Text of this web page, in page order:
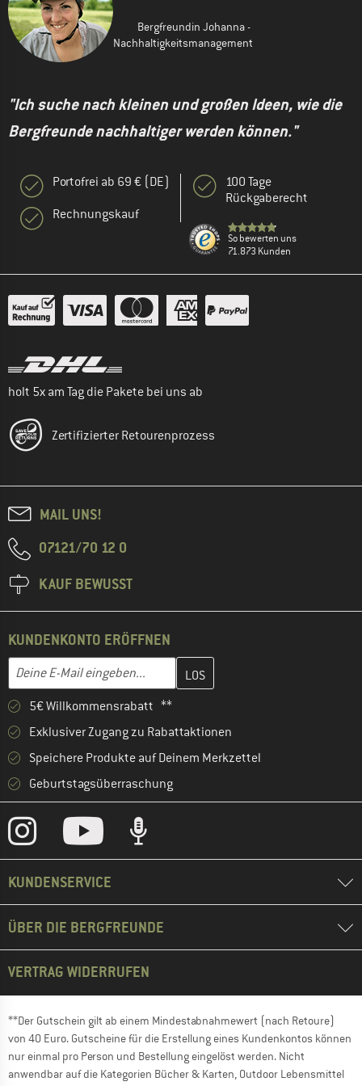
Bergfreundin Johanna -
Nachhaltigkeitsmanagement
"Ich suche nach kleinen und großen Ideen, wie die
Bergfreunde nachhaltiger werden können."
Portofrei ab 69 € (DE)
Rechnungskauf
100 Tage
Rückgaberecht
So bewerten uns
71.873 Kunden
holt 5x am Tag die Pakete bei uns ab
Zertifizierter Retourenprozess
MAIL UNS!
07121/70 12 0
KAUF BEWUSST
KUNDENKONTO ERÖFFNEN
E-Mail-Adresse
Gib hier deine E-Mail-Adresse ein und erstelle im nächsten
5€ Willkommensrabatt **
Exklusiver Zugang zu Rabattaktionen
Speichere Produkte auf Deinem Merkzettel
Geburtstagsüberraschung
KUNDENSERVICE
ÜBER DIE BERGFREUNDE
VERTRAG WIDERRUFEN
**Der Gutschein gilt ab einem Mindestabnahmewert (nach Retoure)
von 40 Euro. Gutscheine für die Erstellung eines Kundenkontos können
nur einmal pro Person und Bestellung eingelöst werden. Nicht
anwendbar auf die Kategorien Bücher & Karten, Outdoor Lebensmittel